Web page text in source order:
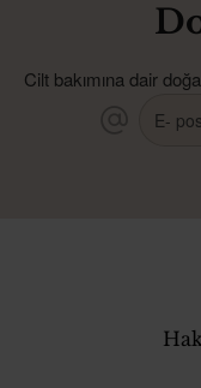
Cilt bakımına dair
posta